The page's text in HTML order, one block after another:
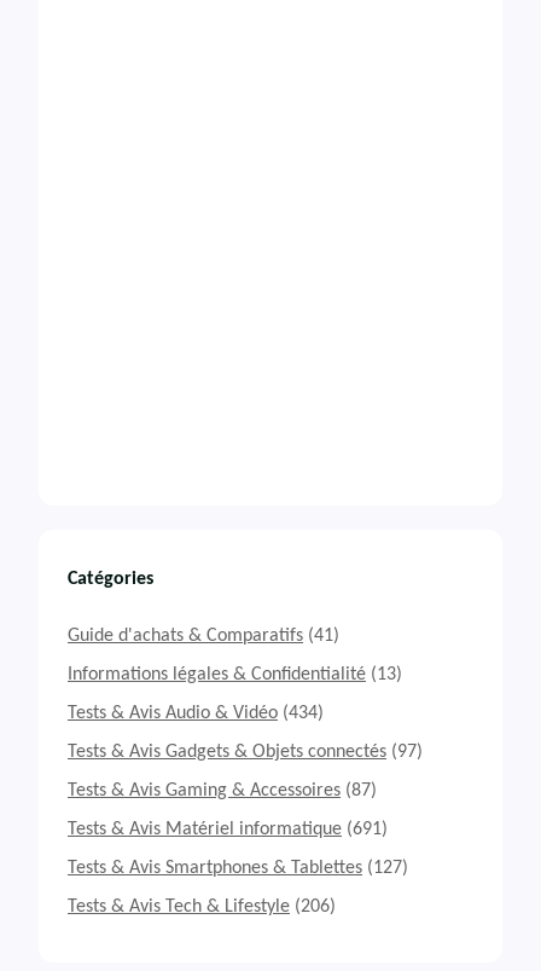
Catégories
Guide d'achats & Comparatifs (41)
Informations légales & Confidentialité (13)
Tests & Avis Audio & Vidéo (434)
Tests & Avis Gadgets & Objets connectés (97)
Tests & Avis Gaming & Accessoires (87)
Tests & Avis Matériel informatique (691)
Tests & Avis Smartphones & Tablettes (127)
Tests & Avis Tech & Lifestyle (206)